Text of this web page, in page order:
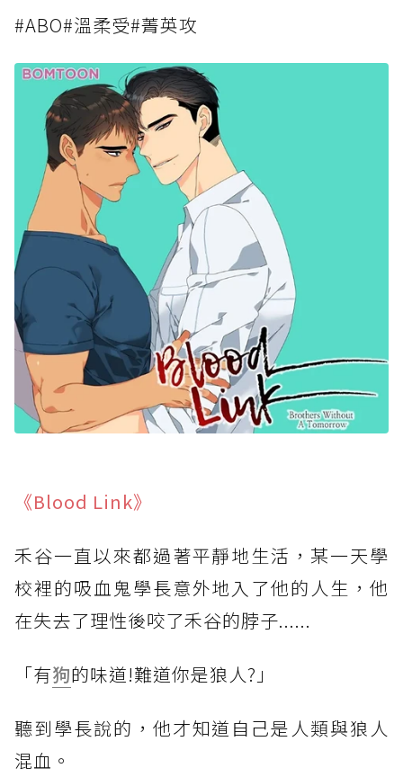
#ABO#溫柔受#菁英攻
《Blood Link》
禾谷一直以來都過著平靜地生活，某一天學
校裡的吸血鬼學長意外地入了他的人生，他
在失去了理性後咬了禾谷的脖子......
「有狗的味道!難道你是狼人?」
聽到學長說的，他才知道自己是人類與狼人
混血。